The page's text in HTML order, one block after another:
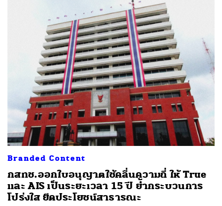
Branded Content
กสทช.ออกใบอนุญาตใช้คลื่นความถี่ ให้ True
และ AIS เป็นระยะเวลา 15 ปี ย้ำกระบวนการ
โปร่งใส ยึดประโยชน์สาธารณะ